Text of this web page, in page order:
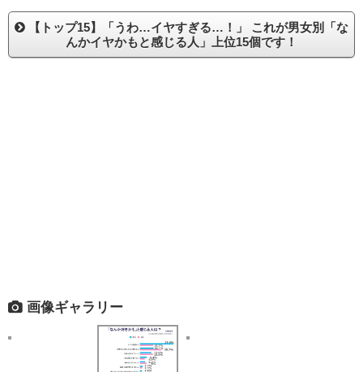
【トップ15】「うわ…イヤすぎる…！」 これが男女別「な
んかイヤかもと感じる人」上位15個です！
画像ギャラリー